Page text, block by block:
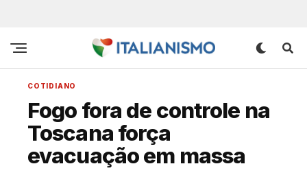
COTIDIANO
Fogo fora de controle na
Toscana força
evacuação em massa